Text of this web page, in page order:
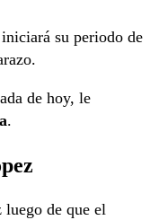
su periodo de
de hoy, le
.
de que el